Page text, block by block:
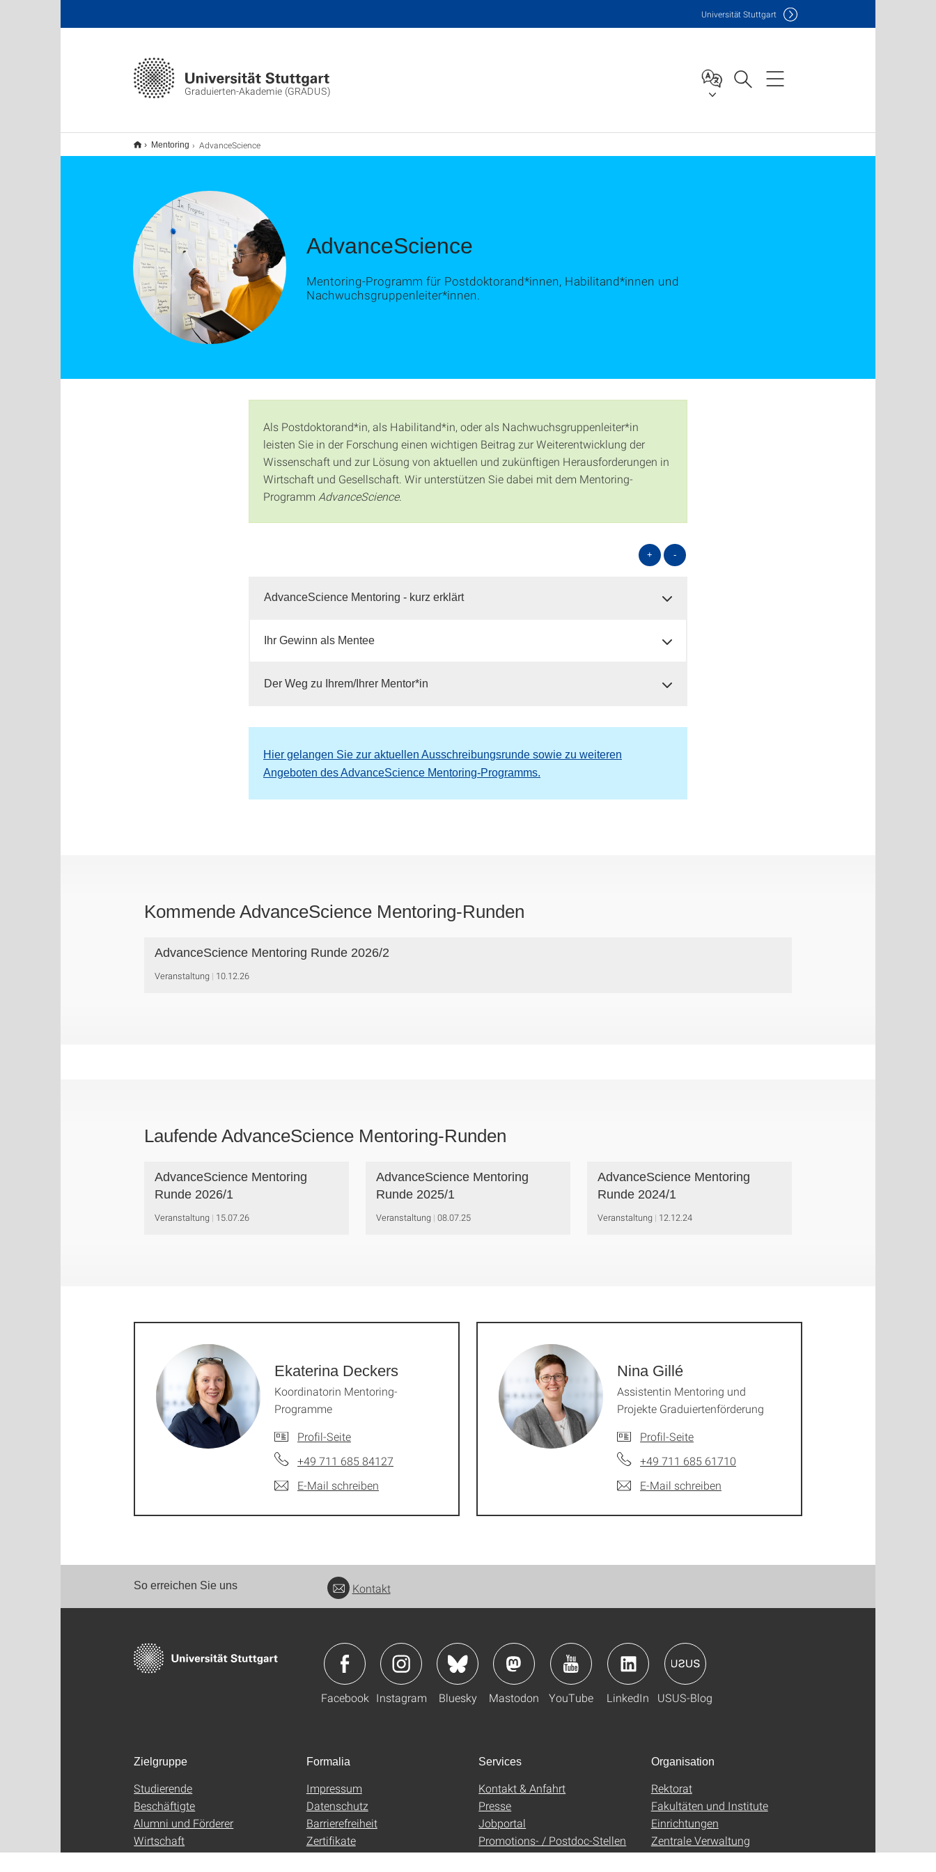
Graduierten-Akademie (GRADUS)
Universität Stuttgart
Mentoring AdvanceScience
AdvanceScience
Mentoring-Programm für Postdoktorand*innen, Habilitand*innen und
Nachwuchsgruppenleiter*innen.
Als Postdoktorand*in, als Habilitand*in, oder als Nachwuchsgruppenleiter*in
leisten Sie in der Forschung einen wichtigen Beitrag zur Weiterentwicklung der
Wissenschaft und zur Lösung von aktuellen und zukünftigen Herausforderungen in
Wirtschaft und Gesellschaft. Wir unterstützen Sie dabei mit dem Mentoring-
Programm AdvanceScience.
+ -
AdvanceScience Mentoring - kurz erklärt
Ihr Gewinn als Mentee
Der Weg zu Ihrem/Ihrer Mentor*in
Hier gelangen Sie zur aktuellen Ausschreibungsrunde sowie zu weiteren
Angeboten des AdvanceScience Mentoring-Programms.
Kommende AdvanceScience Mentoring-Runden
AdvanceScience Mentoring Runde 2026/2
Veranstaltung 10.12.26
Laufende AdvanceScience Mentoring-Runden
AdvanceScience Mentoring
Runde 2026/1
Veranstaltung 15.07.26
AdvanceScience Mentoring
Runde 2025/1
Veranstaltung 08.07.25
AdvanceScience Mentoring
Runde 2024/1
Veranstaltung 12.12.24
Ekaterina Deckers
Koordinatorin Mentoring-
Programme
Profil-Seite
+49 711 685 84127
E-Mail schreiben
Nina Gillé
Assistentin Mentoring und
Projekte Graduiertenförderung
Profil-Seite
+49 711 685 61710
E-Mail schreiben
So erreichen Sie uns Kontakt
Facebook Instagram Bluesky Mastodon YouTube LinkedIn USUS-Blog
Zielgruppe
Studierende
Beschäftigte
Alumni und Förderer
Wirtschaft
Formalia
Impressum
Datenschutz
Barrierefreiheit
Zertifikate
Services
Kontakt & Anfahrt
Presse
Jobportal
Promotions- / Postdoc-Stellen
Organisation
Rektorat
Fakultäten und Institute
Einrichtungen
Zentrale Verwaltung